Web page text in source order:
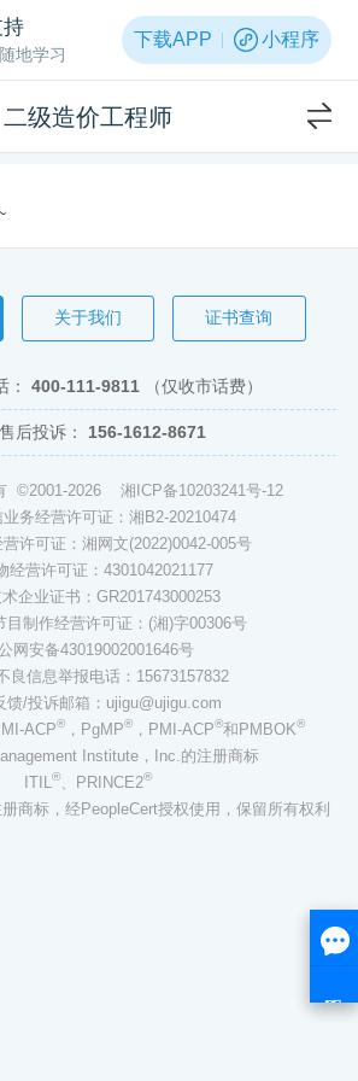
地学习
下载APP 小程序
二级造价工程师
关于我们 证书查询
： 400-111-9811 （仅收市话费）
售后投诉： 156-1612-8671
©2001-2026 湘ICP备10203241号-12
务经营许可证：湘B2-20210474
许可证：湘网文(2022)0042-005号
经营许可证：4301042021177
企业证书：GR201743000253
目制作经营许可证：(湘)字00306号
网安备43019002001646号
良信息举报电话：15673157832
馈/投诉邮箱：ujigu@ujigu.com
ACP®，PgMP®，PMI-ACP®和PMBOK®
Institute，Inc.的注册商标
ITIL®、PRINCE2®
商标，经PeopleCert授权使用，保留所有权利